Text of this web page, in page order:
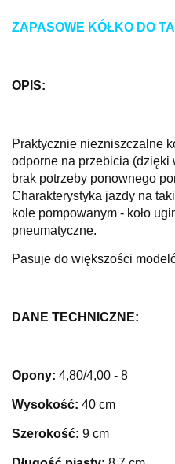
ZAPASOWE KÓŁKO DO
OPIS:
Praktycznie niezniszczalne
odporne na przebicia (dzięki
brak potrzeby ponownego
Charakterystyka jazdy na
kole pompowanym - koło
pneumatyczne.
Pasuje do większości
DANE TECHNICZNE:
Opony: 4,80/4,00 - 8
Wysokość: 40 cm
Szerokość: 9 cm